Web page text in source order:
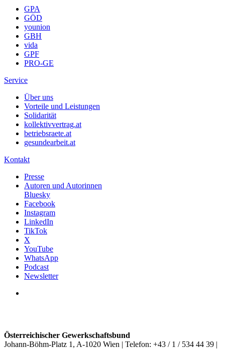
GPA
GÖD
younion
GBH
vida
GPF
PRO-GE
Service
Über uns
Vorteile und Leistungen
Solidarität
kollektivvertrag.at
betriebsraete.at
gesundearbeit.at
Kontakt
Presse
Autoren und Autorinnen
Bluesky
Facebook
Instagram
LinkedIn
TikTok
X
YouTube
WhatsApp
Podcast
Newsletter
Österreichischer Gewerkschaftsbund
Johann-Böhm-Platz 1, A-1020 Wien | Telefon: +43 / 1 / 534 44 39 |